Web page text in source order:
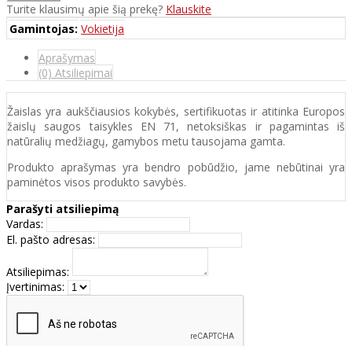
Turite klausimų apie šią prekę? Klauskite
Gamintojas: Vokietija
Aprašymas
(0) Atsiliepimai
Žaislas yra aukščiausios kokybės, sertifikuotas ir atitinka Europos
žaislų saugos taisykles EN 71, netoksiškas ir pagamintas iš
natūralių medžiagų, gamybos metu tausojama gamta.
Produkto aprašymas yra bendro pobūdžio, jame nebūtinai yra
paminėtos visos produkto savybės.
Parašyti atsiliepimą
Vardas:
El. pašto adresas:
Atsiliepimas:
Įvertinimas: